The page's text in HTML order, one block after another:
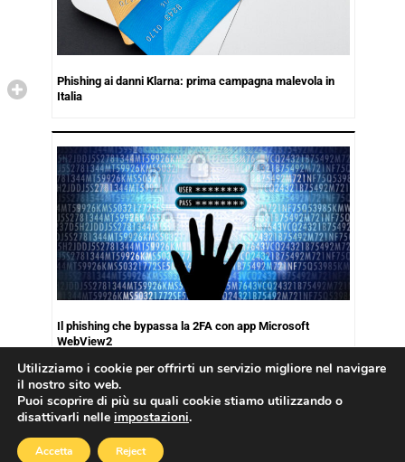
Phishing ai danni Klarna: prima campagna malevola in
Italia
Il phishing che bypassa la 2FA con app Microsoft
WebView2
Copyright © 2026
Utilizziamo i cookie per offrirti un servizio migliore nel navigare
il nostro sito web.
Puoi scoprire di più su quali cookie stiamo utilizzando o
disattivarli nelle impostazioni.
Accetta Reject